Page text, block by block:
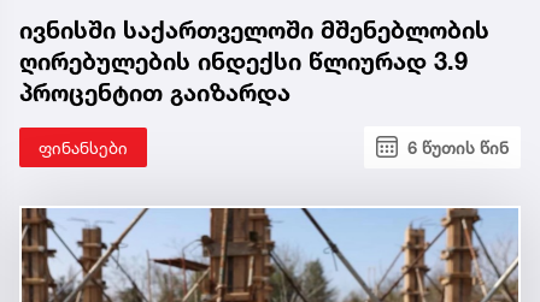
ივნისში საქართველოში მშენებლობის
ღირებულების ინდექსი წლიურად 3.9
პროცენტით გაიზარდა
ფინანსები 6 წუთის წინ